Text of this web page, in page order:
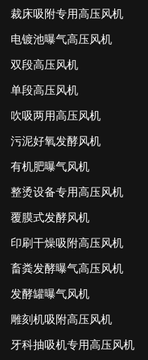
裁床吸附专用高压风机
电镀池曝气高压风机
双段高压风机
单段高压风机
吹吸两用高压风机
污泥好氧发酵风机
有机肥曝气风机
整烫设备专用高压风机
覆膜式发酵风机
印刷干燥吸附高压风机
畜粪发酵曝气高压风机
发酵罐曝气风机
雕刻机吸附高压风机
牙科抽吸机专用高压风机